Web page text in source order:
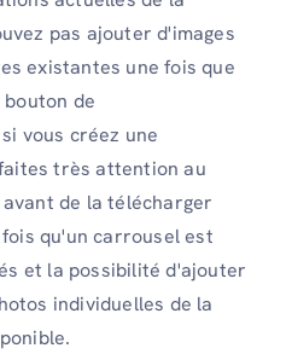
pas ajouter d'images
existantes une fois que
de
vous créez une
très attention au
de la télécharger
qu'un carrousel est
et la possibilité d'ajouter
individuelles de la